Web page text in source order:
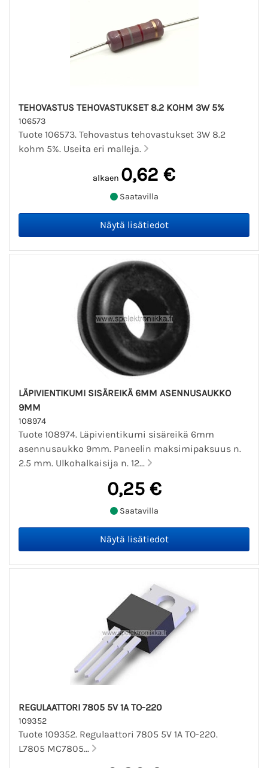
TEHOVASTUS TEHOVASTUKSET 8.2 KOHM 3W 5%
106573
Tuote 106573. Tehovastus tehovastukset 3W 8.2
kohm 5%. Useita eri malleja.
alkaen 0,62 €
Saatavilla
LÄPIVIENTIKUMI SISÄREIKÄ 6MM ASENNUSAUKKO
9MM
108974
Tuote 108974. Läpivientikumi sisäreikä 6mm
asennusaukko 9mm. Paneelin maksimipaksuus n.
2.5 mm. Ulkohalkaisija n. 12...
0,25 €
Saatavilla
REGULAATTORI 7805 5V 1A TO-220
109352
Tuote 109352. Regulaattori 7805 5V 1A TO-220.
L7805 MC7805...